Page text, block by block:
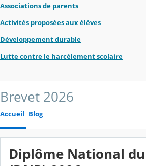
Associations de parents
Activités proposées aux élèves
Développement durable
Lutte contre le harcèlement scolaire
Brevet 2026
Accueil Blog
Diplôme National